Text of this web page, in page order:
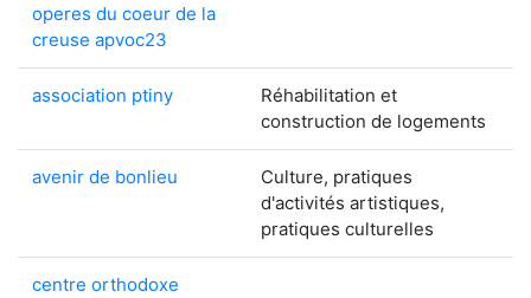
operes du coeur de la
creuse apvoc23
association ptiny
Réhabilitation et
construction de logements
avenir de bonlieu
Culture, pratiques
d'activités artistiques,
pratiques culturelles
centre orthodoxe